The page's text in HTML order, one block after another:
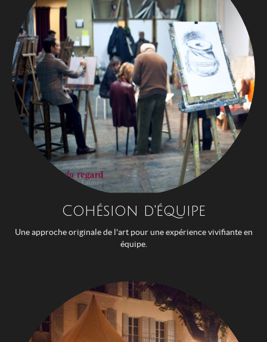
Cohésion d'équipe
Une approche originale de l'art pour une expérience vivifiante en
équipe.